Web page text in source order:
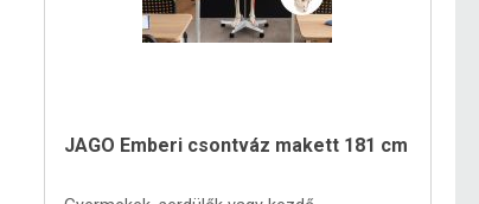
JAGO Emberi csontváz makett 181 cm